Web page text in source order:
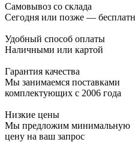
Самовывоз со склада
Сегодня или позже —
Удобный способ оплаты
Наличными или картой
Гарантия качества
Мы занимаемся поставками
комплектующих с 2006 года
Низкие цены
Мы предложим минимальную
цену на ваш запрос